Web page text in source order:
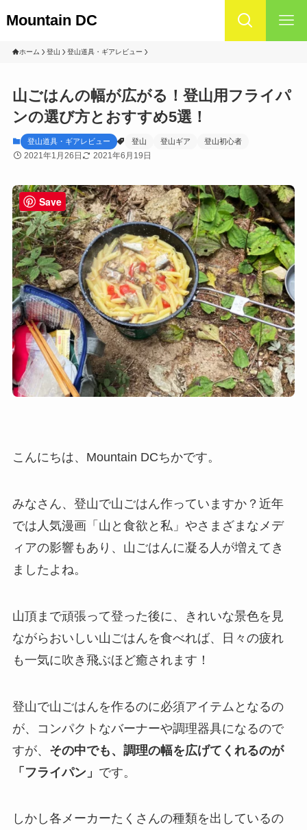
Mountain DC
ホーム 登山 登山道具・ギアレビュー
山ごはんの幅が広がる！登山用フライパ
ンの選び方とおすすめ5選！
登山道具・ギアレビュー 登山 登山ギア 登山初心者
2021年1月26日 2021年6月19日
こんにちは、Mountain DCちかです。
みなさん、登山で山ごはん作っていますか？近年
では人気漫画「山と食欲と私」やさまざまなメデ
ィアの影響もあり、山ごはんに凝る人が増えてき
ましたよね。
山頂まで頑張って登った後に、きれいな景色を見
ながらおいしい山ごはんを食べれば、日々の疲れ
も一気に吹き飛ぶほど癒されます！
登山で山ごはんを作るのに必須アイテムとなるの
が、コンパクトなバーナーや調理器具になるので
すが、 その中でも、調理の幅を広げてくれるのが
「フライパン」 です。
しかし各メーカーたくさんの種類を出しているの
Save